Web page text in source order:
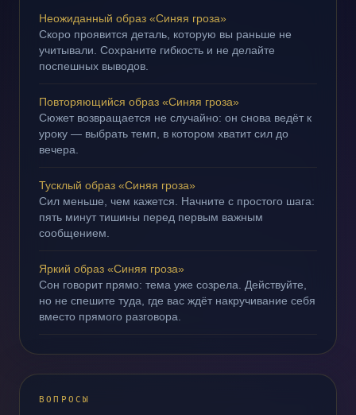
Неожиданный образ «Синяя гроза»
Скоро проявится деталь, которую вы раньше не
учитывали. Сохраните гибкость и не делайте
поспешных выводов.
Повторяющийся образ «Синяя гроза»
Сюжет возвращается не случайно: он снова ведёт к
уроку — выбрать темп, в котором хватит сил до
вечера.
Тусклый образ «Синяя гроза»
Сил меньше, чем кажется. Начните с простого шага:
пять минут тишины перед первым важным
сообщением.
Яркий образ «Синяя гроза»
Сон говорит прямо: тема уже созрела. Действуйте,
но не спешите туда, где вас ждёт накручивание себя
вместо прямого разговора.
ВОПРОСЫ